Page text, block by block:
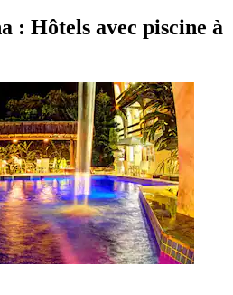
: Hôtels avec piscine à